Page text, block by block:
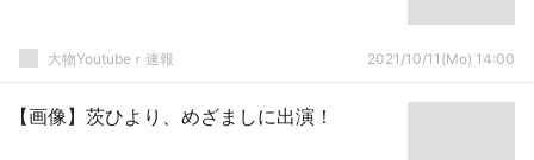
大物Youtubeｒ速報 2021/10/11(Mo) 14:00
【画像】茨ひより、めざましに出演！